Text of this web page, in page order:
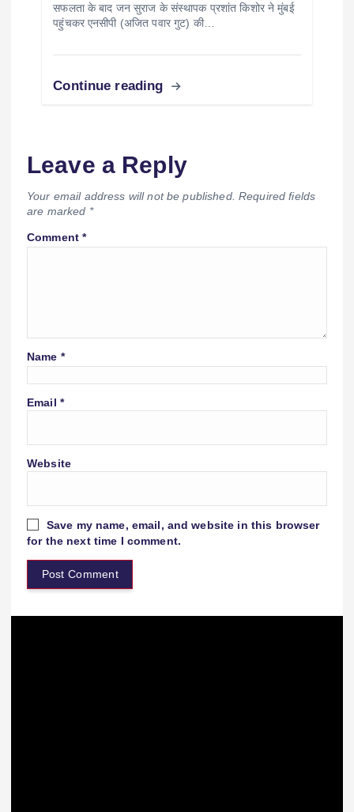
सफलता के बाद जन सुराज के संस्थापक प्रशांत किशोर ने मुंबई
पहुंचकर एनसीपी (अजित पवार गुट) की…
Continue reading
Leave a Reply
Your email address will not be published. Required fields
are marked *
Comment*
Name *
Email *
Website
Save my name, email, and website in this browser
for the next time I comment.